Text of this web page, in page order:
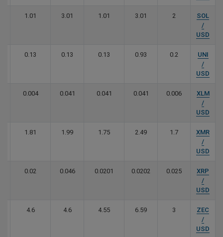
SOL
/
USD
2
3.01
1.01
3.01
1.01
UNI
/
USD
0.2
0.93
0.13
0.13
0.13
XLM
/
USD
0.006
0.041
0.041
0.041
0.004
XMR
/
USD
1.7
2.49
1.75
1.99
1.81
XRP
/
USD
0.025
0.0202
0.0201
0.046
0.02
ZEC
/
USD
3
6.59
4.55
4.6
4.6